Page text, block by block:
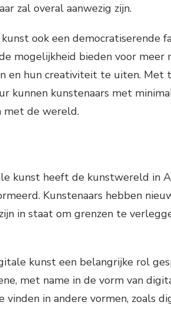
zal overal aanwezig zijn.
ook een democratiserende
mogelijkheid bieden voor meer
en hun creativiteit te uiten. Met
kunnen kunstenaars met
met de wereld.
kunst heeft de kunstwereld in
Kunstenaars hebben
in staat om grenzen te
kunst een belangrijke rol
met name in de vorm van
in andere vormen, zoals